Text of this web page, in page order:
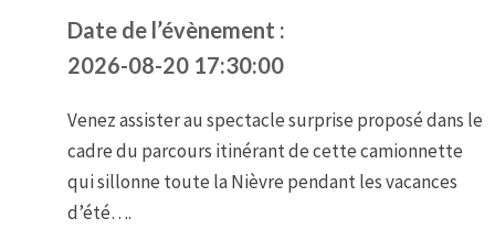
Date de l’évènement :
2026-08-20 17:30:00
Venez assister au spectacle surprise proposé dans le
cadre du parcours itinérant de cette camionnette
qui sillonne toute la Nièvre pendant les vacances
d’été….